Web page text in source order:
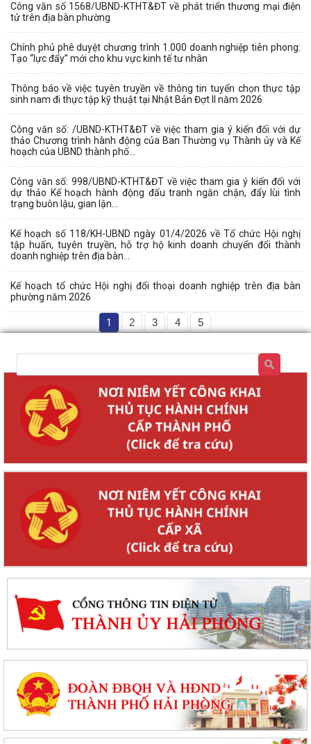
Công văn số 1568/UBND-KTHT&ĐT về phát triển thương mại điện
tử trên địa bàn phường
Chính phủ phê duyệt chương trình 1.000 doanh nghiệp tiên phong:
Tạo “lực đẩy” mới cho khu vực kinh tế tư nhân
Thông báo về việc tuyên truyền về thông tin tuyển chọn thực tập
sinh nam đi thực tập kỹ thuật tại Nhật Bản Đợt II năm 2026
Công văn số: /UBND-KTHT&ĐT về việc tham gia ý kiến đối với dự
thảo Chương trình hành động của Ban Thường vụ Thành ủy và Kế
hoạch của UBND thành phố...
Công văn số: 998/UBND-KTHT&ĐT về việc tham gia ý kiến đối với
dự thảo Kế hoạch hành động đấu tranh ngăn chặn, đẩy lùi tình
trạng buôn lậu, gian lận...
Kế hoạch số 118/KH-UBND ngày 01/4/2026 về Tổ chức Hội nghị
tập huấn, tuyên truyền, hỗ trợ hộ kinh doanh chuyển đổi thành
doanh nghiệp trên địa bàn...
Kế hoạch tổ chức Hội nghị đối thoại doanh nghiệp trên địa bàn
phường năm 2026
1 2 3 4 5